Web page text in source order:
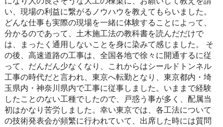
い、現場の利益に繋がるノウハウを教えてもらいました。
どんな仕事も実際の現場を一緒に体験することによって、
分かるのであって、土木施工法の教科書を読んだだけで
は、まったく通用しないことを身に染みて感じました。
そ
の後、高速道路の工事は、全国各地で徐々に開通するに従
って、だんだん少なくなり、これからはシールドトンネル
工事の時代だと言われ、東京へ転勤となり、東京都内・埼
玉県内・神奈川県内で工事に従事しました。いままで経験
したことのない工種でしたので、戸惑う事が多く、配属当
初はかなり苦労しました。幸い東京では、各工法について
の技術発表会が頻繁に行われていて、出席した時には質問